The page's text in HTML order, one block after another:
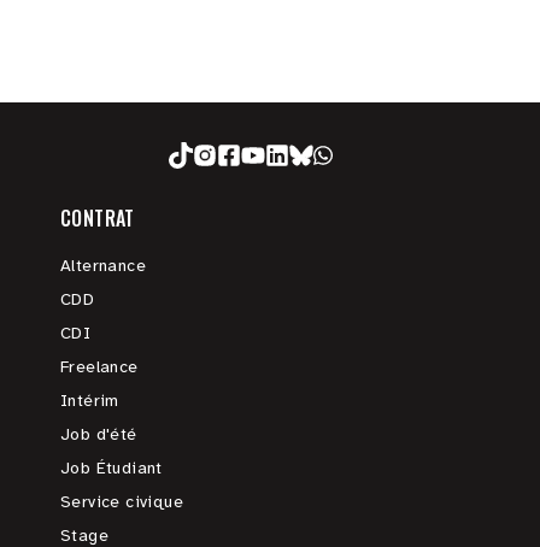
CONTRAT
Alternance
CDD
CDI
Freelance
Intérim
Job d'été
Job Étudiant
Service civique
Stage